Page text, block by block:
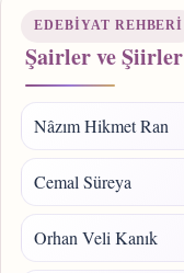
EDEBIYAT REHBERI
Şairler ve Şiirler
Nâzım Hikmet Ran
Cemal Süreya
Orhan Veli Kanık